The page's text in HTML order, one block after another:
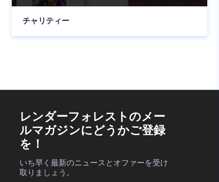
チャリティー
レンダーフォレストのメー
ルマガジンにどうかご登録
を！
いち早く最新のニュースとオファーを受け
取りましょう。